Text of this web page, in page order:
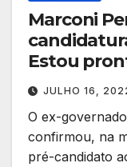
Marconi
Estou
JULHO 16,
O ex-
confirmou, na
pré-candidato